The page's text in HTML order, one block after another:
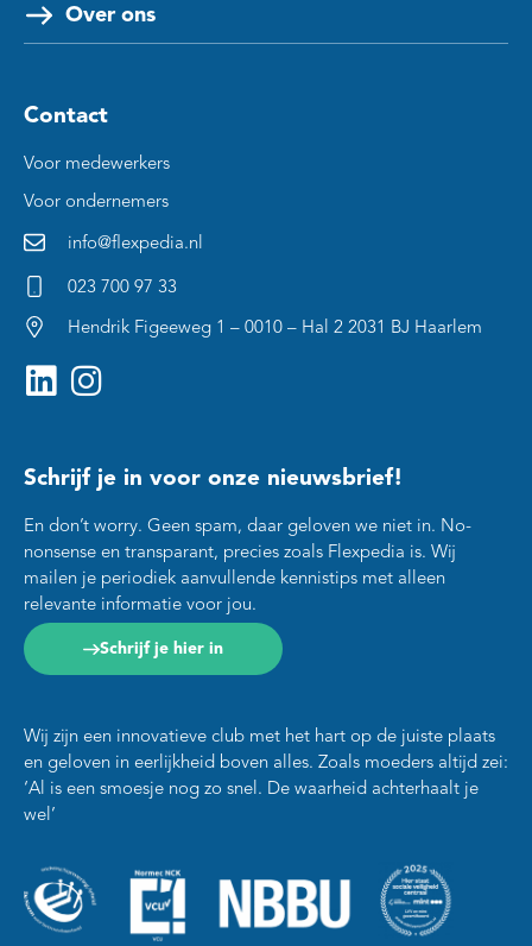
Over ons
Contact
Voor medewerkers
Voor ondernemers
info@flexpedia.nl
023 700 97 33
Hendrik Figeeweg 1 – 0010 – Hal 2 2031 BJ Haarlem
Schrijf je in voor onze nieuwsbrief!
En don’t worry. Geen spam, daar geloven we niet in. No-
nonsense en transparant, precies zoals Flexpedia is. Wij
mailen je periodiek aanvullende kennistips met alleen
relevante informatie voor jou.
Schrijf je hier in
Wij zijn een innovatieve club met het hart op de juiste plaats
en geloven in eerlijkheid boven alles. Zoals moeders altijd zei:
‘Al is een smoesje nog zo snel. De waarheid achterhaalt je
wel’